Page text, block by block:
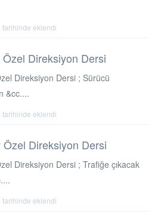
tarihinde eklendi
Direksiyon Dersi
Direksiyon Dersi ; Sürücü
&cc....
tarihinde eklendi
Özel Direksiyon Dersi
Direksiyon Dersi ; Trafiğe çıkacak
tarihinde eklendi